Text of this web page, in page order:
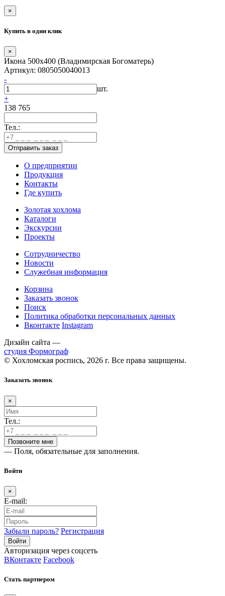
×
Купить в один клик
×
Икона 500х400 (Владимирская Богоматерь)
Артикул: 0805050040013
-
шт.
+
138 765
Тел.:
О предприятии
Продукция
Контакты
Где купить
Золотая хохлома
Каталоги
Экскурсии
Проекты
Сотрудничество
Новости
Служебная информация
Корзина
Заказать звонок
Поиск
Политика обработки персональных данных
Вконтакте Instagram
Дизайн сайта —
студия Формограф
© Хохломская роспись, 2026 г. Все права защищены.
Заказать звонок
×
Тел.:
— Поля, обязательные для заполнения.
Войти
×
E-mail:
Забыли пароль? Регистрация
Авторизация через соцсеть
ВКонтакте Facebook
Стать партнером